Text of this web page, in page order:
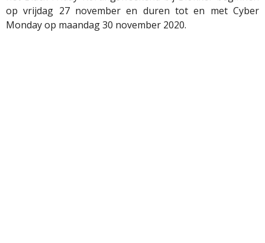
op vrijdag 27 november en duren tot en met Cyber
Monday op maandag 30 november 2020.